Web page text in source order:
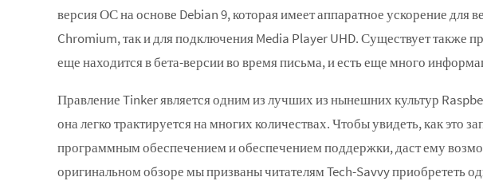
версия ОС на основе Debian 9, которая имеет аппаратное ускорение для
Chromium, так и для подключения Media Player UHD. Существует также
еще находится в бета-версии во время письма, и есть еще много
Правление Tinker является одним из лучших из нынешних культур
она легко трактируется на многих количествах. Чтобы увидеть, как это
программным обеспечением и обеспечением поддержки, даст ему
оригинальном обзоре мы призваны читателям Tech-Savvy приобрететь